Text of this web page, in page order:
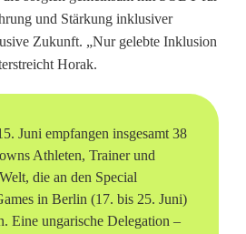
und Stärkung inklusiver
Zukunft. „Nur gelebte Inklusion
Horak.
Juni empfangen insgesamt 38
Athleten, Trainer und
die an den Special
in Berlin (17. bis 25. Juni)
Eine ungarische Delegation –